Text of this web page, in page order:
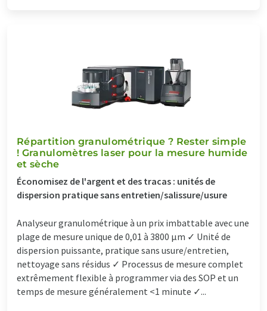
Répartition granulométrique ? Rester simple
! Granulomètres laser pour la mesure humide
et sèche
Économisez de l'argent et des tracas : unités de
dispersion pratique sans entretien/salissure/usure
Analyseur granulométrique à un prix imbattable avec une
plage de mesure unique de 0,01 à 3800 µm ✓ Unité de
dispersion puissante, pratique sans usure/entretien,
nettoyage sans résidus ✓ Processus de mesure complet
extrêmement flexible à programmer via des SOP et un
temps de mesure généralement <1 minute ✓...